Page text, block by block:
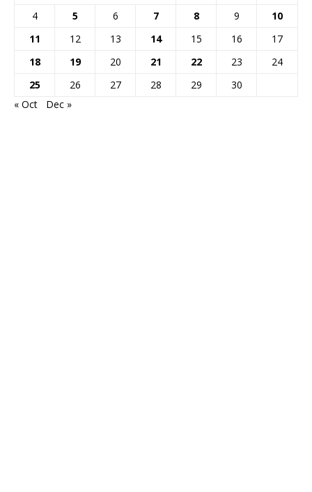
4
5 6 7 8 9
10
11
12 13 14 15 16
17
18
19 20 21 22 23
24
25
26 27 28 29
30
« Oct
Dec »